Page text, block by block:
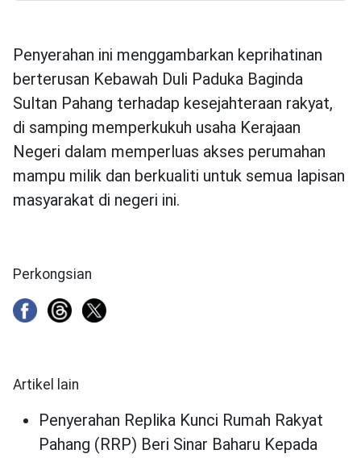
Penyerahan ini menggambarkan keprihatinan
berterusan Kebawah Duli Paduka Baginda
Sultan Pahang terhadap kesejahteraan rakyat,
di samping memperkukuh usaha Kerajaan
Negeri dalam memperluas akses perumahan
mampu milik dan berkualiti untuk semua lapisan
masyarakat di negeri ini.
Perkongsian
Artikel lain
Penyerahan Replika Kunci Rumah Rakyat
Pahang (RRP) Beri Sinar Baharu Kepada